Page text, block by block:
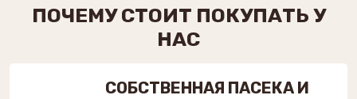
ПОЧЕМУ СТОИТ ПОКУПАТЬ У
НАС
СОБСТВЕННАЯ ПАСЕКА И